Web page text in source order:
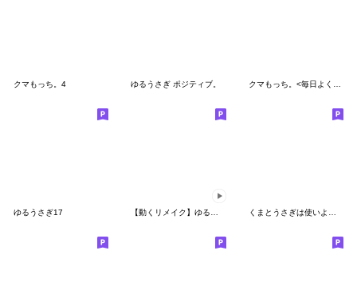
クマもっち。4 ゆるうさぎ ポジティブ。
ゆるうさぎ17 【動くリメイク】ゆるうさぎ10 ＆ 使える。 くまとうさぎは使いよう9～夏風味～